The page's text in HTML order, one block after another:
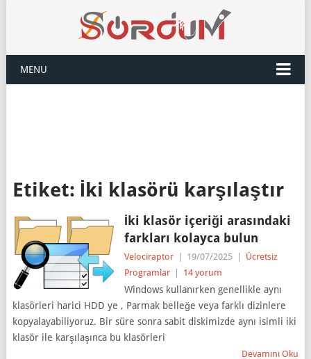
MENU
Etiket: İki klasörü karşılaştır
İki klasör içeriği arasındaki
farkları kolayca bulun
Velociraptor 19/07/2025
Ücretsiz
Programlar
14 yorum
Windows kullanırken genellikle aynı
klasörleri harici HDD ye , Parmak belleğe veya farklı dizinlere
kopyalayabiliyoruz. Bir süre sonra sabit diskimizde aynı isimli iki
klasör ile karşılaşınca bu klasörleri
Devamını Oku